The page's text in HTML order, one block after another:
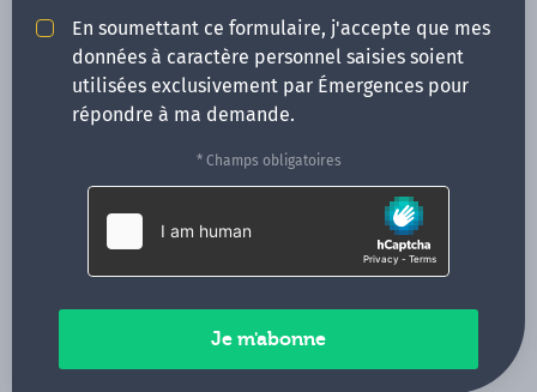
En soumettant ce formulaire, j'accepte que mes
données à caractère personnel saisies soient
utilisées exclusivement par Émergences pour
répondre à ma demande.
* Champs obligatoires
INFOS PRATIQUES
Qui sommes-nous ?
CONTACT
35000 Rennes
02 99 05 25 47
Contactez-nous
Paiements sécurisés